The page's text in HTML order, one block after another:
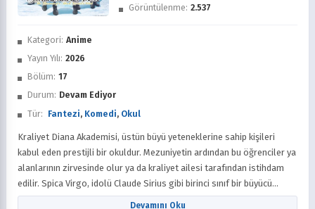
İzledim
Favorilere Ekle
Sonra İzle
Kategori: Anime
Yayın Yılı: 2026
Bölüm: 17
Durum: Devam Ediyor
Tür: Fantezi, Komedi, Okul
Görüntülenme: 2.537
Kraliyet Diana Akademisi, üstün büyü yeteneklerine sahip kişileri
kabul eden prestijli bir okuldur. Mezuniyetin ardından bu öğrenciler ya
alanlarının zirvesinde olur ya da kraliyet ailesi tarafından istihdam
edilir. Spica Virgo, idolü Claude Sirius gibi birinci sınıf bir büyücü
olmayı hedefleyerek akademide okumayı hayal eder. Claude, kurumun
Devamını Oku